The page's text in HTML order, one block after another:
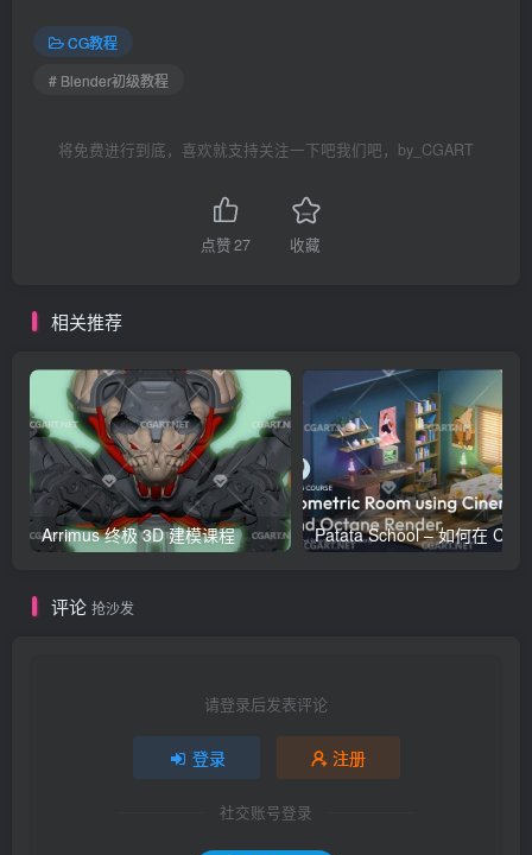
CG教程
# Blender初级教程
将免费进行到底，喜欢就支持关注一下吧我们吧，by_CGART
点赞27 收藏
相关推荐
Arrimus 终极 3D 建模课程
评论 抢沙发
请登录后发表评论
登录 注册
社交账号登录